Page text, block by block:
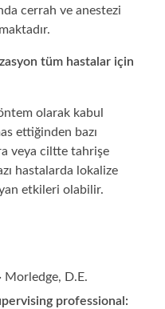
cerrah ve anestezi
tüm hastalar için
olarak kabul
ettiğinden bazı
veya ciltte tahrişe
hastalarda lokalize
etkileri olabilir.
Morledge, D.E.
professional: